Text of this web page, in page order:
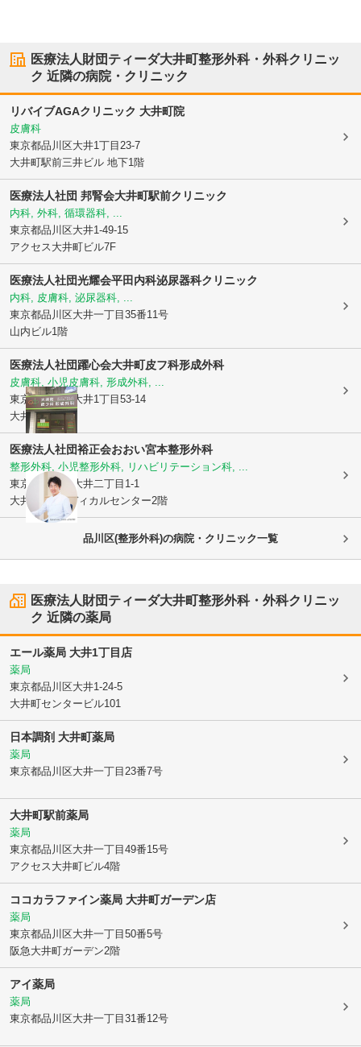
医療法人財団ティーダ大井町整形外科・外科クリニッ
ク 近隣の病院・クリニック
リバイブAGAクリニック 大井町院
皮膚科
東京都品川区大井1丁目23-7
大井町駅前三井ビル 地下1階
医療法人社団 邦腎会大井町駅前クリニック
内科, 外科, 循環器科, ...
東京都品川区大井1-49-15
アクセス大井町ビル7F
医療法人社団光耀会平田内科泌尿器科クリニック
内科, 皮膚科, 泌尿器科, ...
東京都品川区大井一丁目35番11号
山内ビル1階
医療法人社団躍心会大井町皮フ科形成外科
皮膚科, 小児皮膚科, 形成外科, ...
東京都品川区大井1丁目53-14
大井ビル1階
医療法人社団裕正会おおい宮本整形外科
整形外科, 小児整形外科, リハビリテーション科, ...
東京都品川区大井二丁目1-1
大井2丁目メディカルセンター2階
品川区(整形外科)の病院・クリニック一覧
医療法人財団ティーダ大井町整形外科・外科クリニッ
ク 近隣の薬局
エール薬局 大井1丁目店
薬局
東京都品川区大井1-24-5
大井町センタービル101
日本調剤 大井町薬局
薬局
東京都品川区大井一丁目23番7号
大井町駅前薬局
薬局
東京都品川区大井一丁目49番15号
アクセス大井町ビル4階
ココカラファイン薬局 大井町ガーデン店
薬局
東京都品川区大井一丁目50番5号
阪急大井町ガーデン2階
アイ薬局
薬局
東京都品川区大井一丁目31番12号